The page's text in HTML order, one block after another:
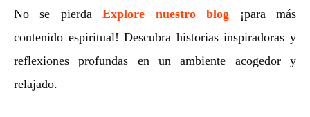
No se pierdaExplore nuestro blog ¡para más
contenido espiritual! Descubra historias inspiradoras y
reflexiones profundas en un ambiente acogedor y
relajado.